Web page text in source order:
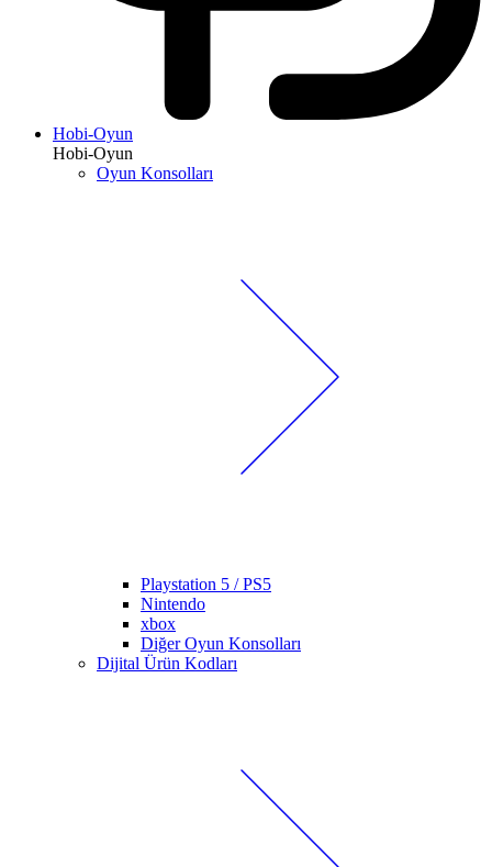
Hobi-Oyun
Hobi-Oyun
Oyun Konsolları
Playstation 5 / PS5
Nintendo
xbox
Diğer Oyun Konsolları
Dijital Ürün Kodları